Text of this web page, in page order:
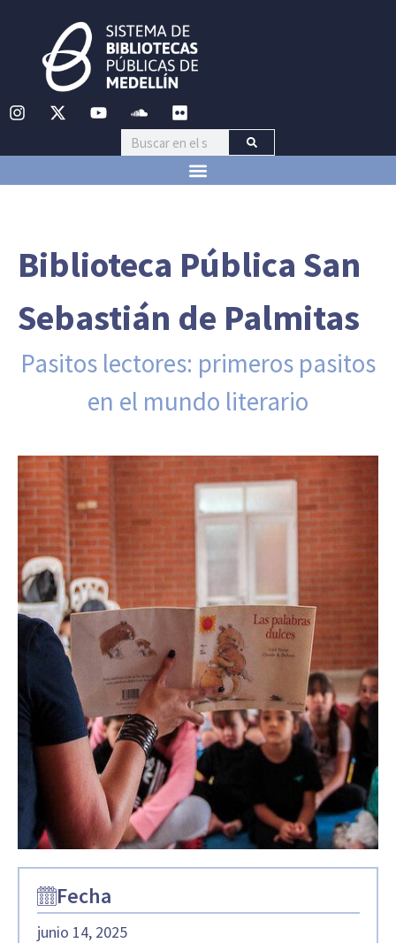
Biblioteca Pública San
Sebastián de Palmitas
Pasitos lectores: primeros pasitos
en el mundo literario
Fecha
junio 14, 2025